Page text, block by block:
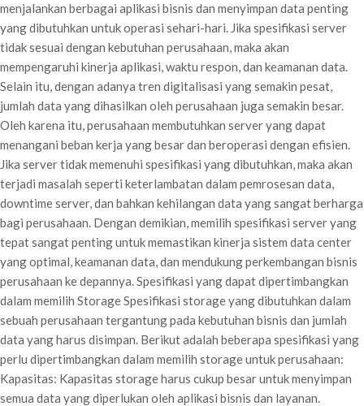
menjalankan berbagai aplikasi bisnis dan menyimpan data penting
yang dibutuhkan untuk operasi sehari-hari. Jika spesifikasi server
tidak sesuai dengan kebutuhan perusahaan, maka akan
mempengaruhi kinerja aplikasi, waktu respon, dan keamanan data.
Selain itu, dengan adanya tren digitalisasi yang semakin pesat,
jumlah data yang dihasilkan oleh perusahaan juga semakin besar.
Oleh karena itu, perusahaan membutuhkan server yang dapat
menangani beban kerja yang besar dan beroperasi dengan efisien.
Jika server tidak memenuhi spesifikasi yang dibutuhkan, maka akan
terjadi masalah seperti keterlambatan dalam pemrosesan data,
downtime server, dan bahkan kehilangan data yang sangat berharga
bagi perusahaan. Dengan demikian, memilih spesifikasi server yang
tepat sangat penting untuk memastikan kinerja sistem data center
yang optimal, keamanan data, dan mendukung perkembangan bisnis
perusahaan ke depannya. Spesifikasi yang dapat dipertimbangkan
dalam memilih Storage Spesifikasi storage yang dibutuhkan dalam
sebuah perusahaan tergantung pada kebutuhan bisnis dan jumlah
data yang harus disimpan. Berikut adalah beberapa spesifikasi yang
perlu dipertimbangkan dalam memilih storage untuk perusahaan:
Kapasitas: Kapasitas storage harus cukup besar untuk menyimpan
semua data yang diperlukan oleh aplikasi bisnis dan layanan.